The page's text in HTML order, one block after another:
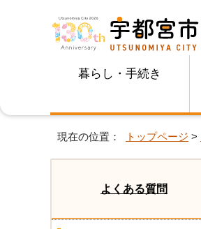
暮らし・手続き
現在の位置： トップページ >
よくある質問